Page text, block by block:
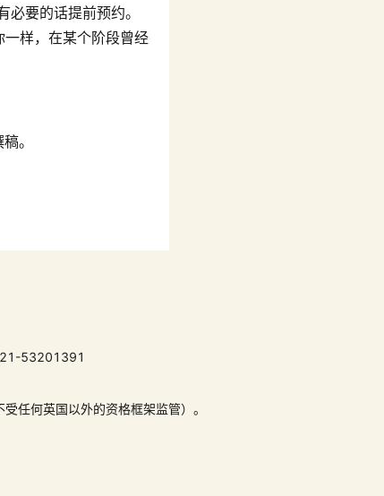
要的话提前预约。
样，在某个阶段曾经
。
53201391
任何英国以外的资格框架监管）。